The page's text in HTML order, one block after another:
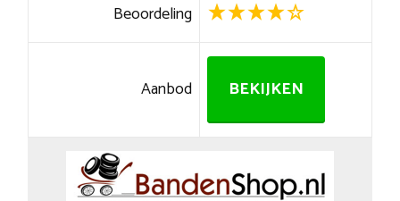
Beoordeling
Aanbod BEKIJKEN